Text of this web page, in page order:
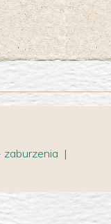
zaburzenia |